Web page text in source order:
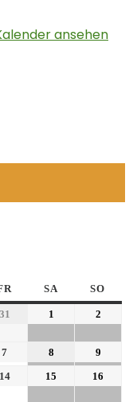
ansehen
SA SO
31 1 2
7 8
9
14 15 16